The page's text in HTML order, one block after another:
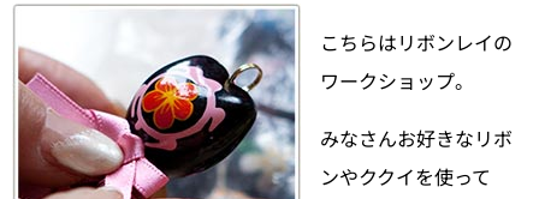
こちらはリボンレイの
ワークショップ。
みなさんお好きなリボ
ンやククイを使って